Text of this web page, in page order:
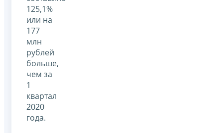
125,1%
или на
177
млн
рублей
больше,
чем за
1
квартал
2020
года.